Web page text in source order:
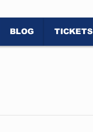
BLOG TICKETS